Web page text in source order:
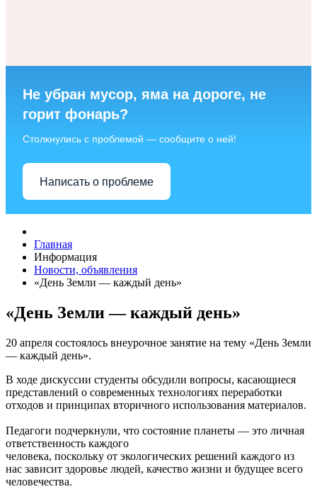
Не убран мусор, яма на дороге, не
горит фонарь?
Столкнулись с проблемой — сообщите о ней!
Написать о проблеме
Главная
Информация
Новости, объявления
«День Земли — каждый день»
«День Земли — каждый день»
20 апреля состоялось внеурочное занятие на тему «День Земли
— каждый день».
В ходе дискуссии студенты обсудили вопросы, касающиеся
представлений о современных технологиях переработки
отходов и принципах вторичного использования материалов.
Педагоги подчеркнули, что состояние планеты — это личная
ответственность каждого
человека, поскольку от экологических решений каждого из
нас зависит здоровье людей, качество жизни и будущее всего
человечества.